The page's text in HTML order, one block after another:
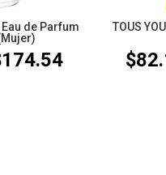
Eau de Parfum
174.54Rango
TOUS
$